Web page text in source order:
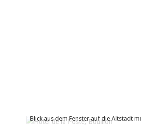
Blick aus dem Fenster auf die Altstadt